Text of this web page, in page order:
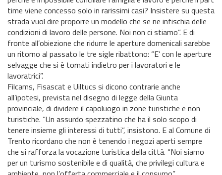
time viene concesso solo in rarissimi casi? Insistere su questa
strada vuol dire proporre un modello che se ne infischia delle
condizioni di lavoro delle persone. Noi non ci stiamo”. E di
fronte all’obiezione che ridurre le aperture domenicali sarebbe
un ritorno al passato le tre sigle ribattono: “E’ con le aperture
selvagge che si è tornati indietro per i lavoratori e le
lavoratrici”.
Filcams, Fisascat e Uiltucs si dicono contrarie anche
all’ipotesi, prevista nel disegno di legge della Giunta
provinciale, di dividere il capoluogo in zone turistiche e non
turistiche. “Un assurdo spezzatino che ha il solo scopo di
tenere insieme gli interessi di tutti”, insistono. E al Comune di
Trento ricordano che non è tenendo i negozi aperti sempre
che si rafforza la vocazione turistica della città. “Noi siamo
per un turismo sostenibile e di qualità, che privilegi cultura e